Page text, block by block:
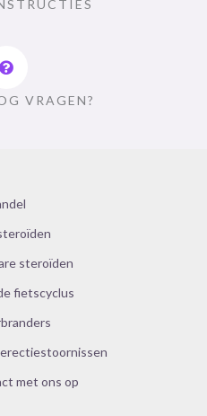
VRAGEN?
steroïden
fietscyclus
met ons op